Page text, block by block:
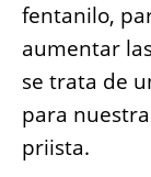
fentanilo,
aumentar
se trata de
para
priista.